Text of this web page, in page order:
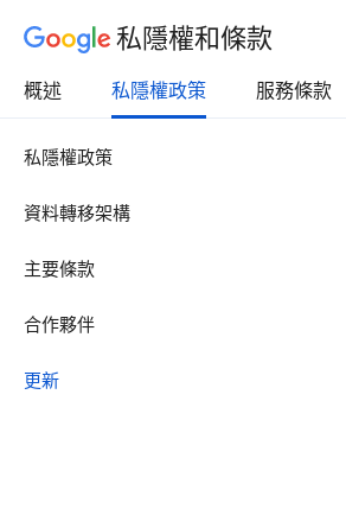
私隱權和條款
概述 私隱權政策 服務條款
私隱權政策
資料轉移架構
主要條款
合作夥伴
更新